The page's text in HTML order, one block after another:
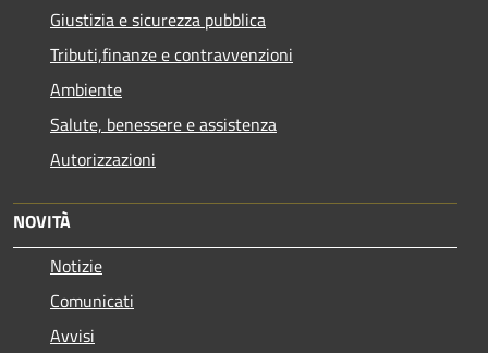
Giustizia e sicurezza pubblica
Tributi,finanze e contravvenzioni
Ambiente
Salute, benessere e assistenza
Autorizzazioni
NOVITÀ
Notizie
Comunicati
Avvisi